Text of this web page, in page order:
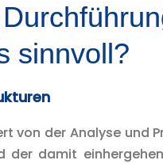
sinnvoll?
von der Analyse und
der damit